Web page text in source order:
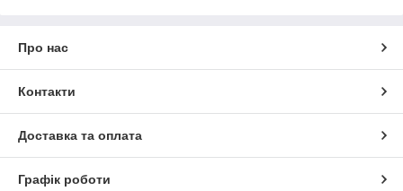
Про нас
Контакти
Доставка та оплата
Графік роботи